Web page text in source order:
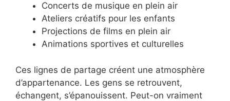
Concerts de musique en plein air
Ateliers créatifs pour les enfants
Projections de films en plein air
Animations sportives et culturelles
Ces lignes de partage créent une atmosphère
d’appartenance. Les gens se retrouvent,
échangent, s’épanouissent. Peut-on vraiment